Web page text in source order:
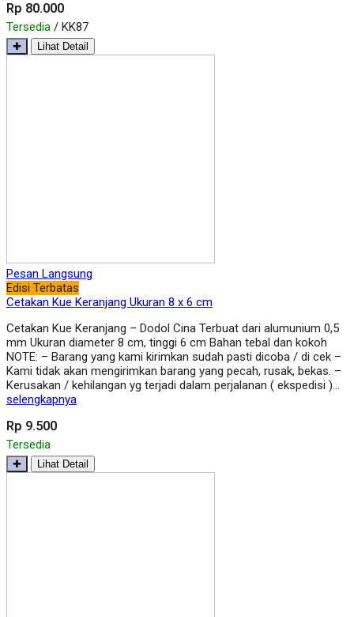
Rp 80.000
Tersedia / KK87
✚ Lihat Detail
Pesan Langsung
Edisi Terbatas
Cetakan Kue Keranjang Ukuran 8 x 6 cm
Cetakan Kue Keranjang – Dodol Cina Terbuat dari alumunium 0,5
mm Ukuran diameter 8 cm, tinggi 6 cm Bahan tebal dan kokoh
NOTE: – Barang yang kami kirimkan sudah pasti dicoba / di cek –
Kami tidak akan mengirimkan barang yang pecah, rusak, bekas. –
Kerusakan / kehilangan yg terjadi dalam perjalanan ( ekspedisi )…
selengkapnya
Rp 9.500
Tersedia
✚ Lihat Detail